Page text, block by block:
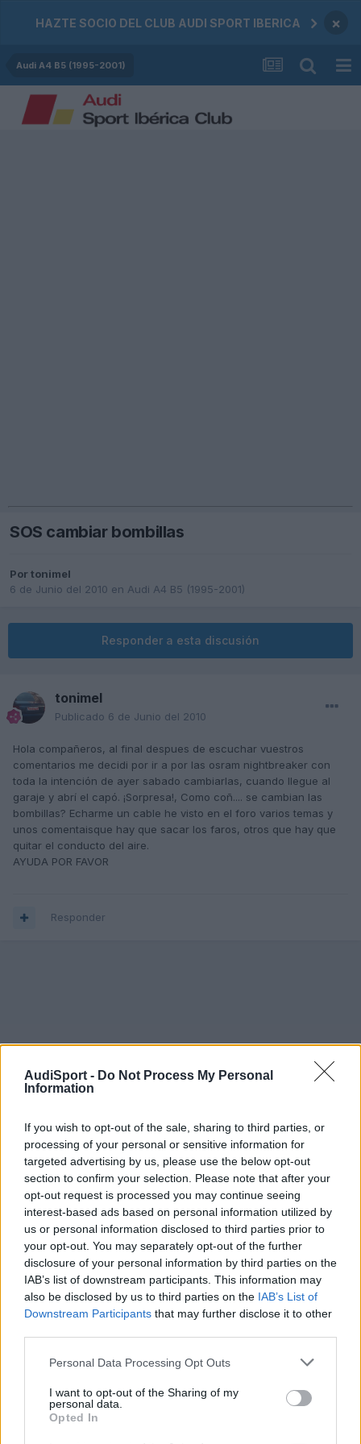
AudiSport - Do Not Process My Personal
Information
If you wish to opt-out of the sale, sharing to third parties, or
processing of your personal or sensitive information for
targeted advertising by us, please use the below opt-out
section to confirm your selection. Please note that after your
opt-out request is processed you may continue seeing
interest-based ads based on personal information utilized by
us or personal information disclosed to third parties prior to
your opt-out. You may separately opt-out of the further
disclosure of your personal information by third parties on the
IAB’s list of downstream participants. This information may
also be disclosed by us to third parties on the IAB’s List of
Downstream Participants that may further disclose it to other
Personal Data Processing Opt Outs
I want to opt-out of the Sharing of my
personal data.
Opted In
HAZTE SOCIO DEL CLUB AUDI SPORT IBERICA ×
Audi A4 B5 (1995-2001)
SOS cambiar bombillas
Portonimel
6 de Junio del 2010 en Audi A4 B5 (1995-2001)
Responder a esta discusión
tonimel
Publicado 6 de Junio del 2010
Hola compañeros, al final despues de escuchar vuestros
comentarios me decidi por ir a por las osram nightbreaker con
toda la intención de ayer sabado cambiarlas, cuando llegue al
garaje y abrí el capó. ¡Sorpresa!, Como coñ.... se cambian las
bombillas? Echarme un cable he visto en el foro varios temas y
unos comentaisque hay que sacar los faros, otros que hay que
quitar el conducto del aire.
AYUDA POR FAVOR
Responder
jhonysen
6 de Junio del 2010